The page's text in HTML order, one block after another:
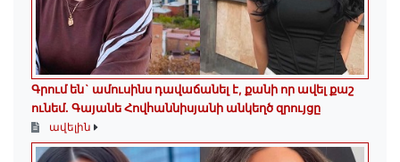
Գրում են` ամուսինս դավաճանել է, քանի որ ավել քաշ
ունեմ. Գայանե Հովհաննիսյանի անկեղծ զրույցը
ավելին